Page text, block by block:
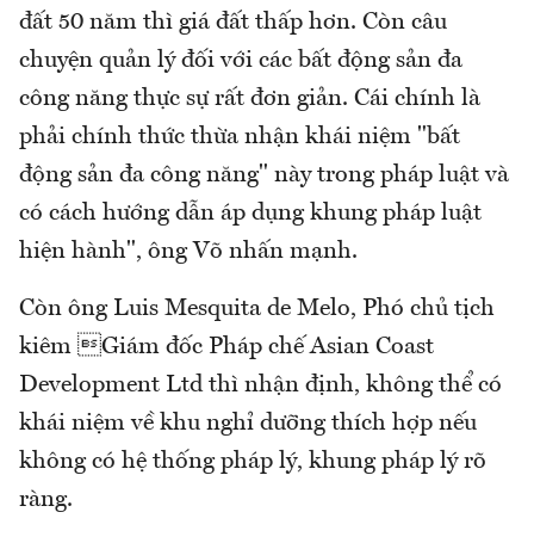
đất 50 năm thì giá đất thấp hơn. Còn câu
chuyện quản lý đối với các bất động sản đa
công năng thực sự rất đơn giản. Cái chính là
phải chính thức thừa nhận khái niệm "bất
động sản đa công năng" này trong pháp luật và
có cách hướng dẫn áp dụng khung pháp luật
hiện hành", ông Võ nhấn mạnh.
Còn ông Luis Mesquita de Melo, Phó chủ tịch
kiêm Giám đốc Pháp chế Asian Coast
Development Ltd thì nhận định, không thể có
khái niệm về khu nghỉ dưỡng thích hợp nếu
không có hệ thống pháp lý, khung pháp lý rõ
ràng.